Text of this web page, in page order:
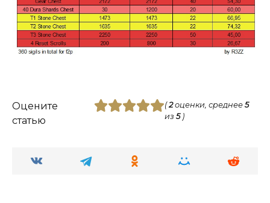
Оцените
статью
(2оценки, среднее 5
из 5)